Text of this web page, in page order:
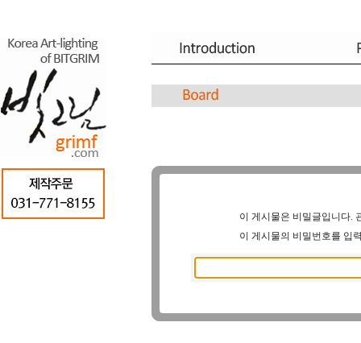
이 게시물은 비밀글입니다.
이 게시물의 비밀번호를 입